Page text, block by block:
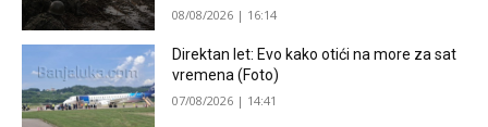
08/08/2026 | 16:14
Direktan let: Evo kako otići na more za sat
vremena (Foto)
07/08/2026 | 14:41